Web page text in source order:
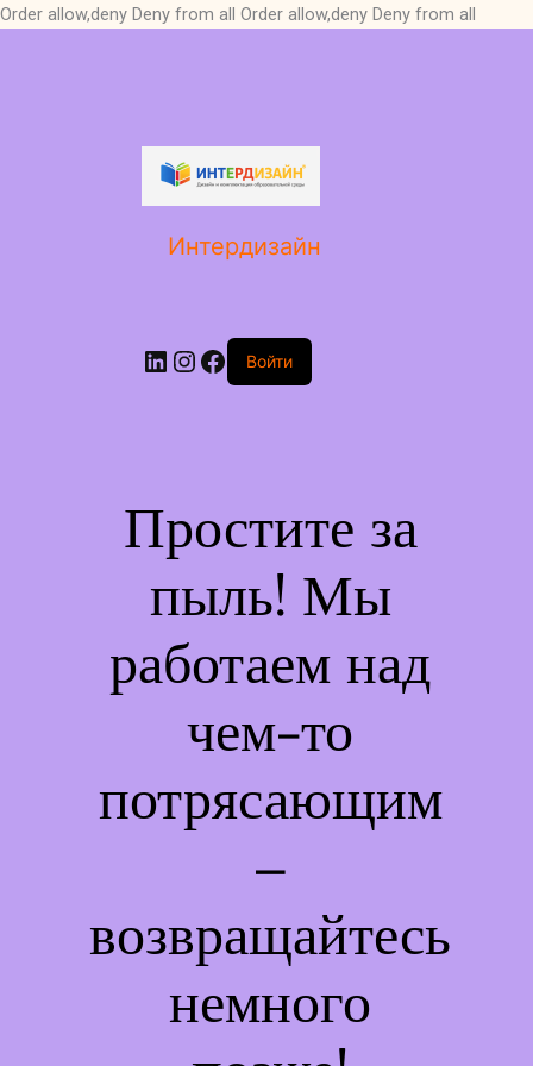
Order allow,deny Deny from all Order allow,deny Deny from all
Интердизайн
LinkedIn
Instagram
Facebook
Войти
Простите за
пыль! Мы
работаем над
чем-то
потрясающим
–
возвращайтесь
немного